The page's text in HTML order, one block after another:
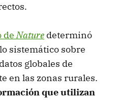
deNature determinó
sistemático sobre
globales de
en las zonas rurales.
que utilizan